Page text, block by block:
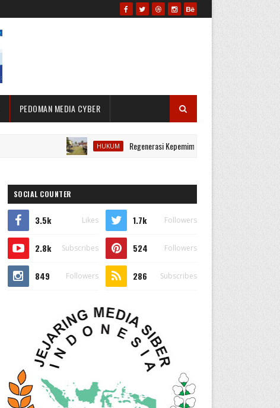
PEDOMAN MEDIA CYBER
HUKUM Regenerasi Kepemimpinan Berjalan Lancar, Polres
SOCIAL COUNTER
3.5k Likes 1.7k Followers
2.8k Subscribes 524 Followers
849 Followers 286 Subscribes